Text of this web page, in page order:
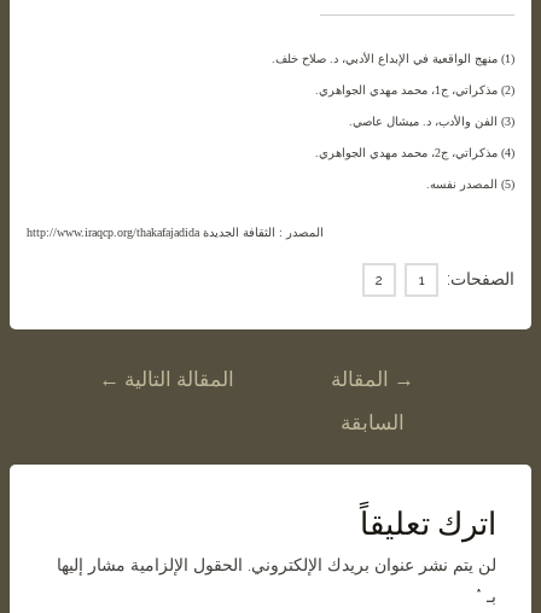
(1) منهج الواقعية في الإبداع الأدبي، د. صلاح خلف.
(2) مذكراتي، ج1، محمد مهدي الجواهري.
(3) الفن والأدب، د. ميشال عاصي.
(4) مذكراتي، ج2، محمد مهدي الجواهري.
(5) المصدر نفسه.
المصدر : الثقافة الجديدة http://www.iraqcp.org/thakafajadida
الصفحات: 1
2
→
المقالة
السابقة
المقالة التالية ←
اترك تعليقاً
لن يتم نشر عنوان بريدك الإلكتروني. الحقول الإلزامية مشار إليها
بـ *